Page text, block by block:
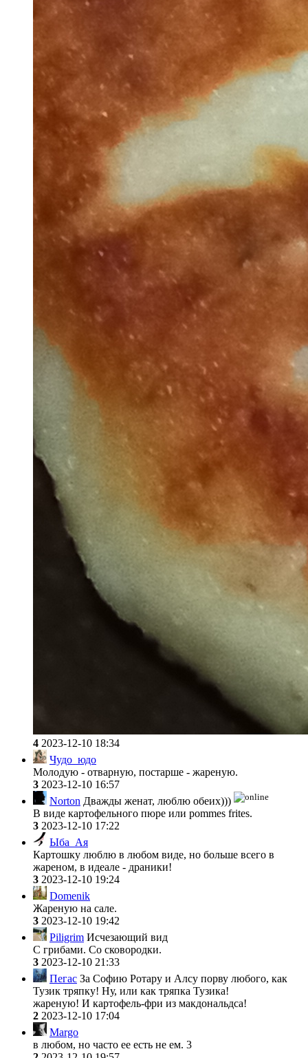
4 2023-12-10 18:34
Чудо_юдо
Молодую - отварную, постарше - жареную.
3 2023-12-10 16:57
Norton Дважды женат, люблю обеих)))
В виде картофельного пюре или рommes frites.
3 2023-12-10 17:22
Ыба_Ая
Картошку люблю в любом виде, но больше всего в
жареном, в идеале - драники!
3 2023-12-10 19:24
Domenik
Жареную на сале.
3 2023-12-10 19:42
Piligrim Исчезающий вид
С грибами. Со сковородки.
3 2023-12-10 21:33
Пегас За Софию Ротару и Алсу порву любого, как
Тузик тряпку! Ну, или как тряпка Тузика!
жареную! И картофель-фри из макдональдса!
2 2023-12-10 17:04
Margo
в любом, но часто ее есть не ем. 3